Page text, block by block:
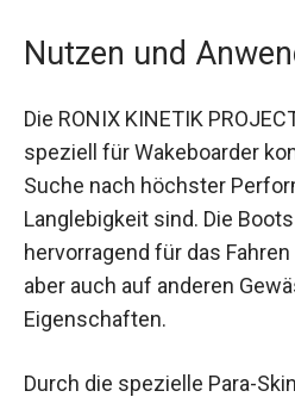
Nutzen und
Die RONIX KINETIK
speziell für Wakeboarder
Suche nach höchster
Langlebigkeit sind. Die
hervorragend für das
aber auch auf anderen
Eigenschaften.
Durch die spezielle Para-